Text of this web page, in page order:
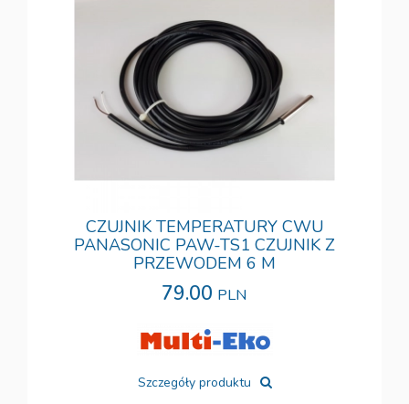
CZUJNIK TEMPERATURY CWU
PANASONIC PAW-TS1 CZUJNIK Z
PRZEWODEM 6 M
79.00 PLN
Szczegóły produktu